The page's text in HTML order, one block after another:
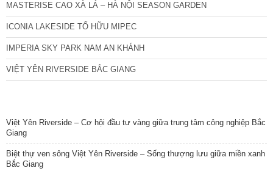
MASTERISE CAO XÀ LÁ – HÀ NỘI SEASON GARDEN
ICONIA LAKESIDE TỐ HỮU MIPEC
IMPERIA SKY PARK NAM AN KHÁNH
VIỆT YÊN RIVERSIDE BẮC GIANG
Việt Yên Riverside – Cơ hội đầu tư vàng giữa trung tâm công nghiệp Bắc
Giang
Biệt thự ven sông Việt Yên Riverside – Sống thượng lưu giữa miền xanh
Bắc Giang